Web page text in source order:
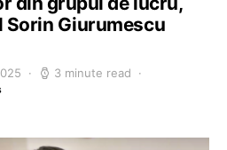
Giurumescu
3 minute read